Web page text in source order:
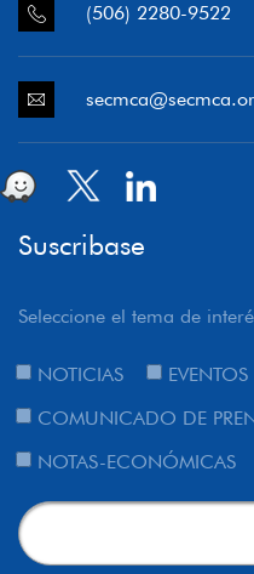
(506) 2280-9522
Suscribase
Seleccione el tema de
NOTICIAS
EVENTOS
COMUNICADO DE
NOTAS-ECONÓMICAS